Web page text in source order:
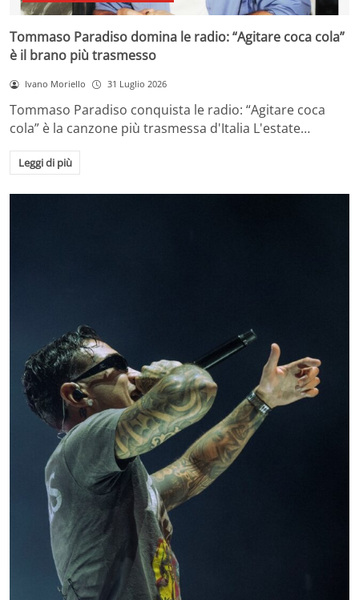
Tommaso Paradiso domina le radio: “Agitare coca cola”
è il brano più trasmesso
Ivano Moriello 31 Luglio 2026
Tommaso Paradiso conquista le radio: “Agitare coca
cola” è la canzone più trasmessa d'Italia L'estate…
Leggi di più